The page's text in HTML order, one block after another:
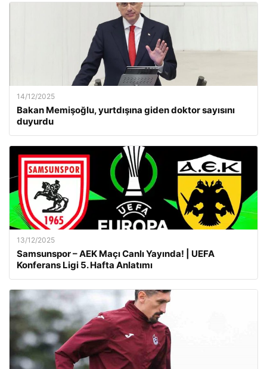
14/12/2025
Bakan Memişoğlu, yurtdışına giden doktor sayısını
duyurdu
13/12/2025
Samsunspor – AEK Maçı Canlı Yayında! | UEFA
Konferans Ligi 5. Hafta Anlatımı